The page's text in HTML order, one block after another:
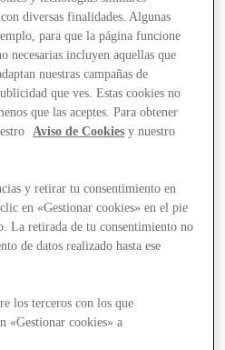
diversas finalidades. Algunas
para que la página funcione
necesarias incluyen aquellas que
nuestras campañas de
que ves. Estas cookies no
que las aceptes. Para obtener
Aviso de Cookies y nuestro
y retirar tu consentimiento en
en «Gestionar cookies» en el pie
La retirada de tu consentimiento no
de datos realizado hasta ese
los terceros con los que
«Gestionar cookies» a